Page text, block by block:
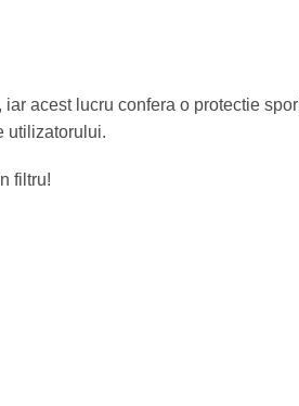
acest lucru confera o protectie
utilizatorului.
filtru!